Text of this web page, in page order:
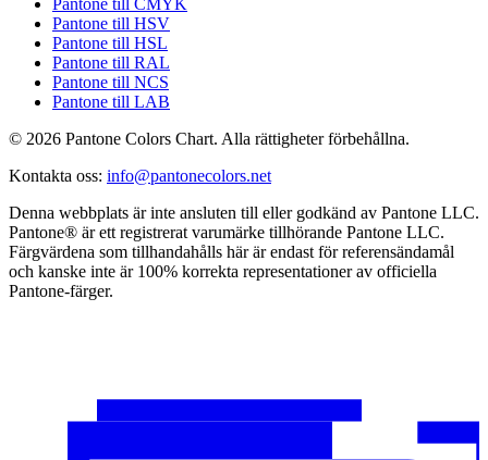
Pantone till HSV
Pantone till HSL
Pantone till RAL
Pantone till NCS
Pantone till LAB
© 2026 Pantone Colors Chart. Alla rättigheter förbehållna.
Kontakta oss: info@pantonecolors.net
Denna webbplats är inte ansluten till eller godkänd av Pantone LLC.
Pantone® är ett registrerat varumärke tillhörande Pantone LLC.
Färgvärdena som tillhandahålls här är endast för referensändamål
och kanske inte är 100% korrekta representationer av officiella
Pantone-färger.